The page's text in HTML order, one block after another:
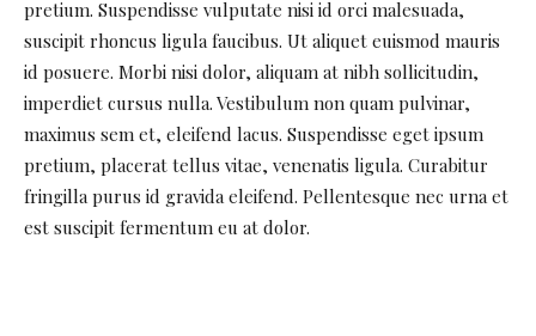
pretium. Suspendisse vulputate nisi id orci malesuada,
suscipit rhoncus ligula faucibus. Ut aliquet euismod mauris
id posuere. Morbi nisi dolor, aliquam at nibh sollicitudin,
imperdiet cursus nulla. Vestibulum non quam pulvinar,
maximus sem et, eleifend lacus. Suspendisse eget ipsum
pretium, placerat tellus vitae, venenatis ligula. Curabitur
fringilla purus id gravida eleifend. Pellentesque nec urna et
est suscipit fermentum eu at dolor.